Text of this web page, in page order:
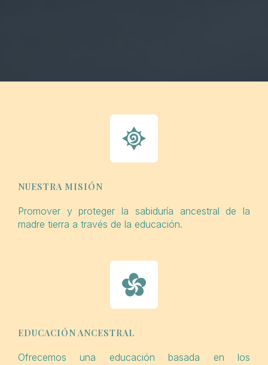
NUESTRA MISIÓN
Promover y proteger la sabiduría ancestral de la
madre tierra a través de la educación.
EDUCACIÓN ANCESTRAL
Ofrecemos una educación basada en los